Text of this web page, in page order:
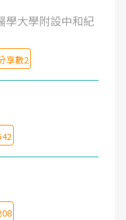
學大學附設中和紀
享數2